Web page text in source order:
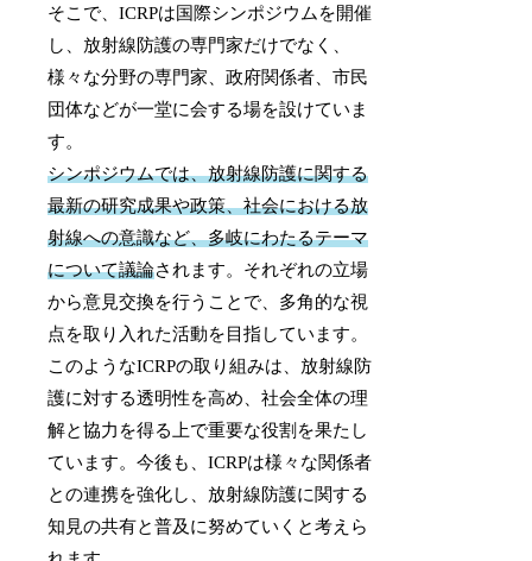
そこで、ICRPは国際シンポジウムを開催
し、放射線防護の専門家だけでなく、
様々な分野の専門家、政府関係者、市民
団体などが一堂に会する場を設けていま
す。
シンポジウムでは、放射線防護に関する
最新の研究成果や政策、社会における放
射線への意識など、多岐にわたるテーマ
について議論されます。それぞれの立場
から意見交換を行うことで、多角的な視
点を取り入れた活動を目指しています。
このようなICRPの取り組みは、放射線防
護に対する透明性を高め、社会全体の理
解と協力を得る上で重要な役割を果たし
ています。今後も、ICRPは様々な関係者
との連携を強化し、放射線防護に関する
知見の共有と普及に努めていくと考えら